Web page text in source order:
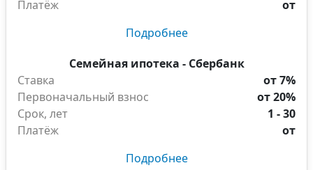
Платёж
от
Подробнее
Семейная ипотека - Сбербанк
Ставка
от 7%
Первоначальный взнос
от 20%
Срок, лет
1 - 30
Платёж
от
Подробнее